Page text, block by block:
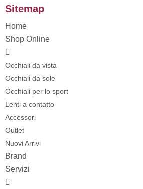
o
-
Sitemap
Home
Shop Online
Occhiali da vista
Occhiali da sole
Occhiali per lo sport
Lenti a contatto
Accessori
Outlet
Nuovi Arrivi
Brand
Servizi